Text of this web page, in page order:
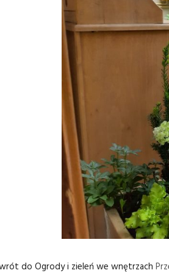
do Ogrody i zieleń we wnętrzach